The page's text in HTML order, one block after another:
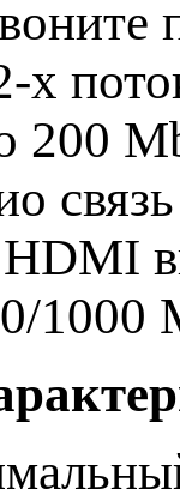
x
200
1000